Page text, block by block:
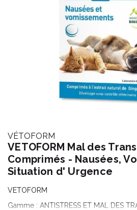
VÉTOFORM
VETOFORM Mal des
Comprimés - Nausées,
Situation d' Urgence
VETOFORM
Gamme : ANTISTRESS ET MAL DES